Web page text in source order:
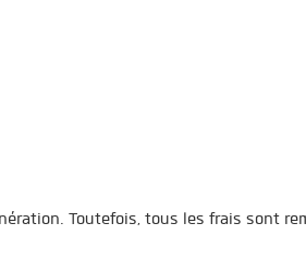
Toutefois, tous les frais sont